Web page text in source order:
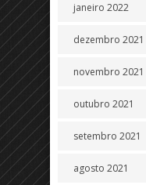
janeiro 2022
dezembro 2021
novembro 2021
outubro 2021
setembro 2021
agosto 2021